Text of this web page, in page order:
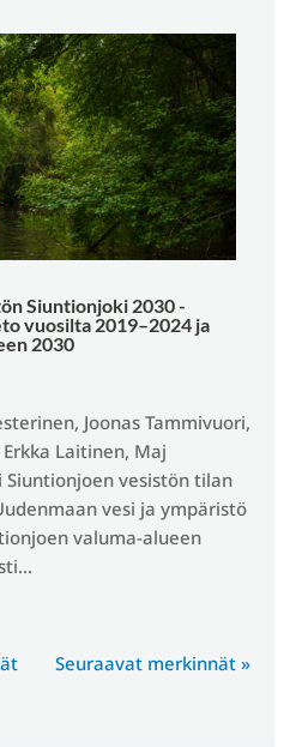
Siuntionjoki 2030 -
vuosilta 2019–2024 ja
2030
Joonas Tammivuori,
Laitinen, Maj
Siuntionjoen vesistön tilan
vesi ja ympäristö
valuma-alueen
Seuraavat merkinnät »